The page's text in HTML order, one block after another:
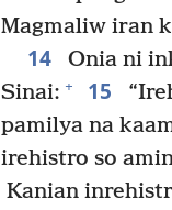
Magmaliw iran
14
Onia ni
Sinai: + 15
pamilya na
irehistro so
Kanian